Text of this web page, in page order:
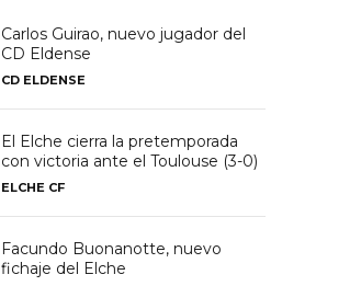
Carlos Guirao, nuevo jugador del
CD Eldense
CD ELDENSE
El Elche cierra la pretemporada
con victoria ante el Toulouse (3-0)
ELCHE CF
Facundo Buonanotte, nuevo
fichaje del Elche